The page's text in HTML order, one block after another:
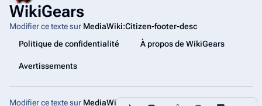
Partager cette page
WikiGears
Modifier ce texte sur MediaWiki:Citizen-footer-desc
Politique de confidentialité
À propos de WikiGears
Avertissements
Modifier ce texte sur MediaWiki:Citizen-footer-tagline